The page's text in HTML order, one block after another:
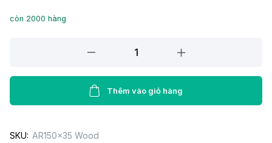
còn 2000 hàng
Wood
Thêm vào giỏ hàng
SKU: AR150x35 Wood